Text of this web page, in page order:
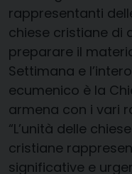
rappresentanti
chiese cristiane di
preparare il
Settimana e
ecumenico è la
armena con i vari
“L’unità delle chiese
cristiane
significative e